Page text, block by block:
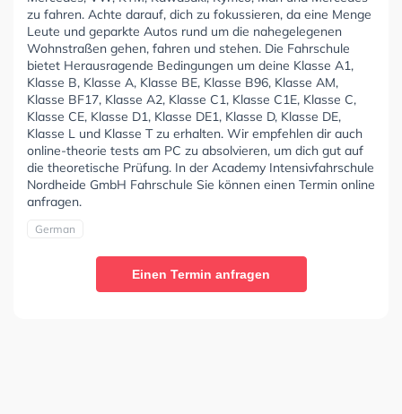
zu fahren. Achte darauf, dich zu fokussieren, da eine Menge
Leute und geparkte Autos rund um die nahegelegenen
Wohnstraßen gehen, fahren und stehen. Die Fahrschule
bietet Herausragende Bedingungen um deine Klasse A1,
Klasse B, Klasse A, Klasse BE, Klasse B96, Klasse AM,
Klasse BF17, Klasse A2, Klasse C1, Klasse C1E, Klasse C,
Klasse CE, Klasse D1, Klasse DE1, Klasse D, Klasse DE,
Klasse L und Klasse T zu erhalten. Wir empfehlen dir auch
online-theorie tests am PC zu absolvieren, um dich gut auf
die theoretische Prüfung. In der Academy Intensivfahrschule
Nordheide GmbH Fahrschule Sie können einen Termin online
anfragen.
German
Einen Termin anfragen